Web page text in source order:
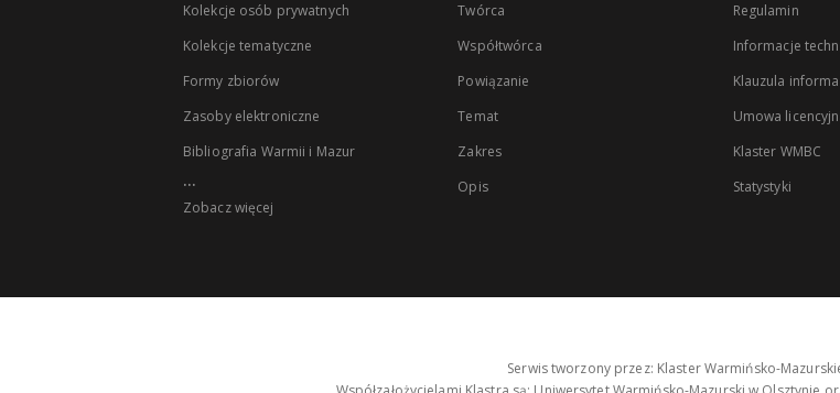
Kolekcje osób prywatnych
Kolekcje tematyczne
Formy zbiorów
Zasoby elektroniczne
Bibliografia Warmii i Mazur
...
Zobacz więcej
Twórca
Współtwórca
Powiązanie
Temat
Zakres
Opis
Regulamin
Informacje
Klauzula
Umowa
Klaster WMBC
Statystyki
Serwis tworzony przez: Klaster Warmińsko-